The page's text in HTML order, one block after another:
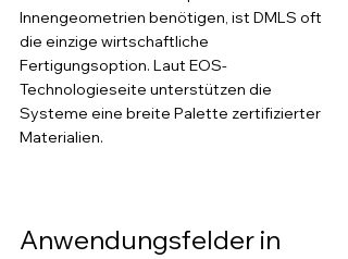
Innengeometrien benötigen, ist DMLS oft
die einzige wirtschaftliche
Fertigungsoption. Laut EOS-
Technologieseite unterstützen die
Systeme eine breite Palette zertifizierter
Materialien.
Anwendungsfelder in